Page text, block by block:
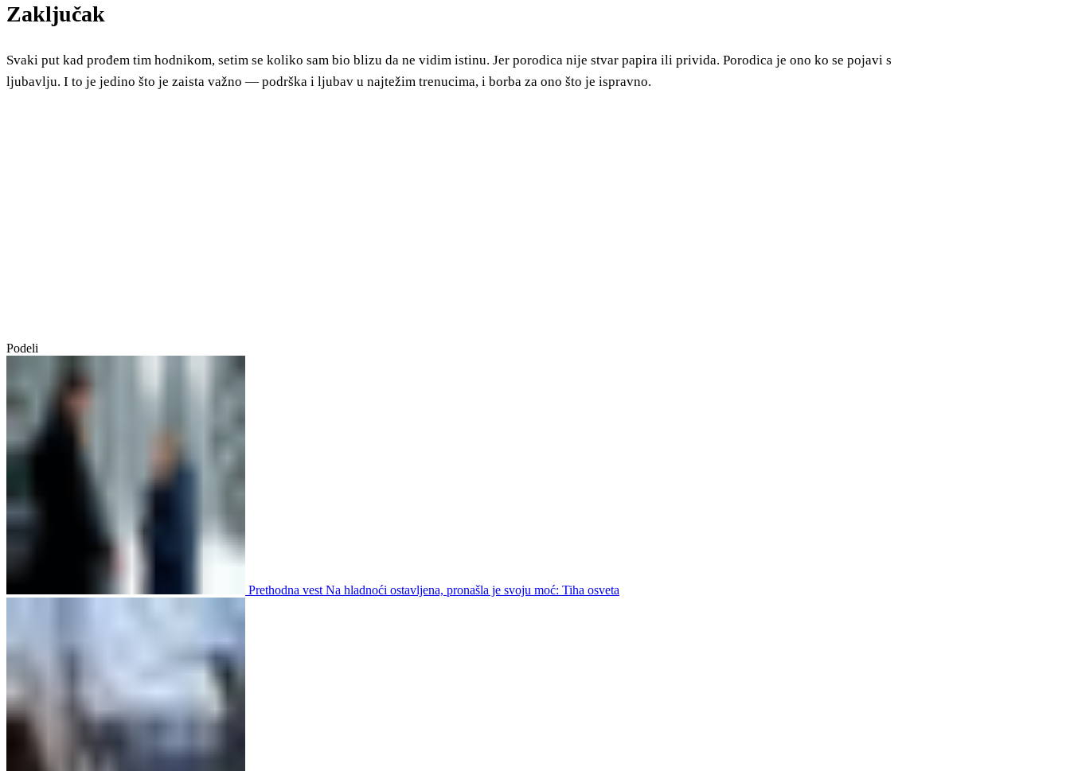
Zaključak
Svaki put kad prođem tim hodnikom, setim se koliko sam bio blizu da ne vidim istinu. Jer porodica nije stvar papira ili privida. Porodica je ono ko se pojavi s
ljubavlju. I to je jedino što je zaista važno — podrška i ljubav u najtežim trenucima, i borba za ono što je ispravno.
Podeli
Prethodna vest Na hladnoći ostavljena, pronašla je svoju moć: Tiha osveta